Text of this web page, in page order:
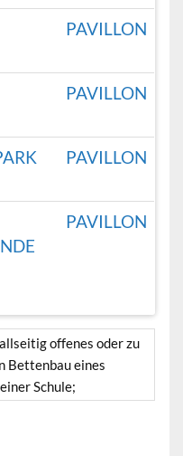
PAVILLON
PAVILLON
PAVILLON
PAVILLON
offenes oder zu
Bettenbau eines
Schule;